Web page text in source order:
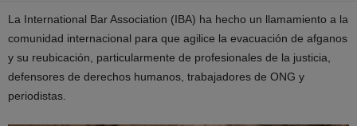
La International Bar Association (IBA) ha hecho un llamamiento a la
comunidad internacional para que agilice la evacuación de afganos
y su reubicación, particularmente de profesionales de la justicia,
defensores de derechos humanos, trabajadores de ONG y
periodistas.